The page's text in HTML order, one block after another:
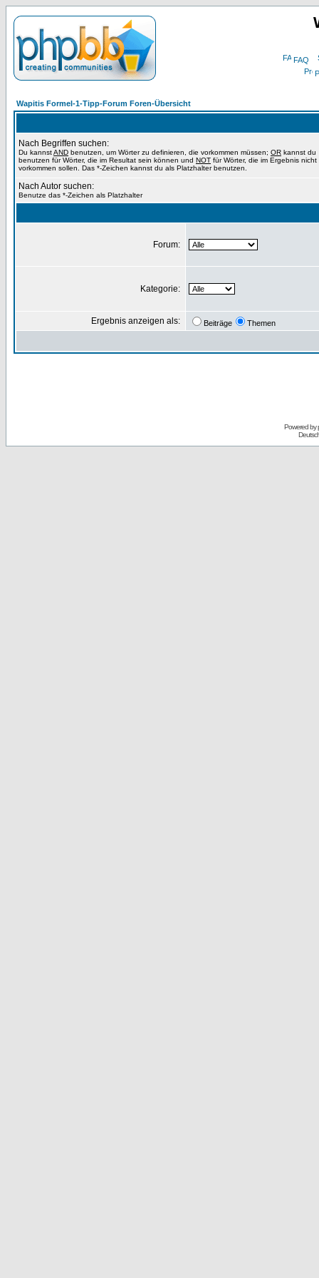
FAQ
Wapitis Formel-1-Tipp-Forum Foren-Übersicht
Nach Begriffen suchen:
Du kannstAND benutzen, um Wörter zu definieren, die vorkommen müssen; OR kannst du
benutzen für Wörter, die im Resultat sein können und NOT für Wörter, die im Ergebnis nicht
vorkommen sollen. Das *-Zeichen kannst du als Platzhalter benutzen.
Nach Autor suchen:
Benutze das *-Zeichen als Platzhalter
Forum:
Kategorie:
Ergebnis anzeigen als: Beiträge Themen
Powered by